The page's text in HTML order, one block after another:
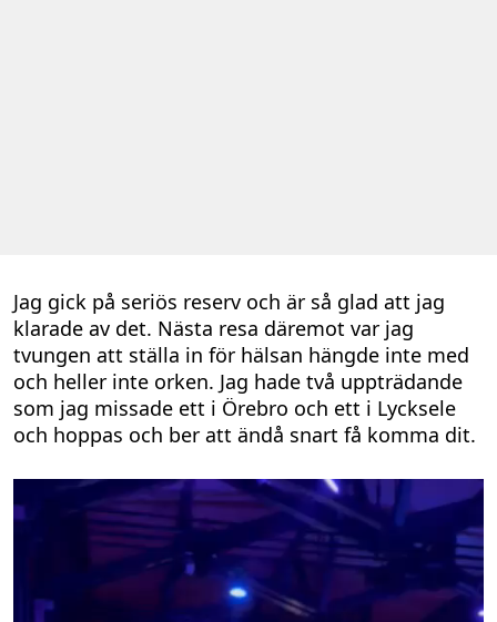
Jag gick på seriös reserv och är så glad att jag
klarade av det. Nästa resa däremot var jag
tvungen att ställa in för hälsan hängde inte med
och heller inte orken. Jag hade två uppträdande
som jag missade ett i Örebro och ett i Lycksele
och hoppas och ber att ändå snart få komma dit.